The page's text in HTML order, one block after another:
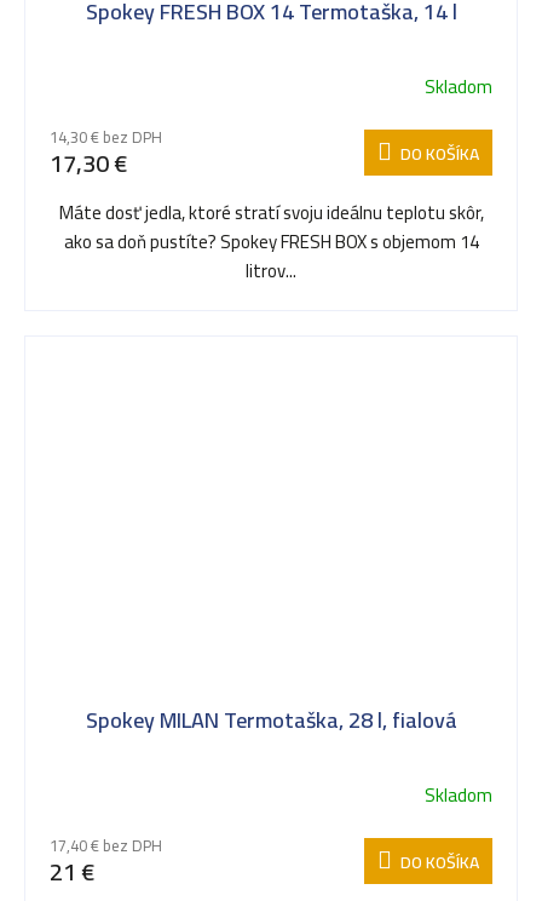
Spokey FRESH BOX 14 Termotaška, 14 l
Skladom
14,30 € bez DPH
17,30 € DO KOŠÍKA
Máte dosť jedla, ktoré stratí svoju ideálnu teplotu skôr,
ako sa doň pustíte? Spokey FRESH BOX s objemom 14
litrov...
Spokey MILAN Termotaška, 28 l, fialová
Skladom
17,40 € bez DPH
21 € DO KOŠÍKA